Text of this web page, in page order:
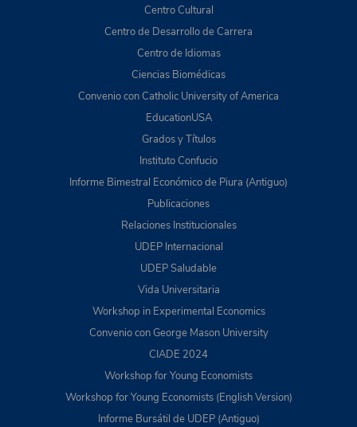
Centro Cultural
Centro de Desarrollo de Carrera
Centro de Idiomas
Ciencias Biomédicas
Convenio con Catholic University of America
EducationUSA
Grados y Títulos
Instituto Confucio
Informe Bimestral Económico de Piura (Antiguo)
Publicaciones
Relaciones Institucionales
UDEP Internacional
UDEP Saludable
Vida Universitaria
Workshop in Experimental Economics
Convenio con George Mason University
CIADE 2024
Workshop for Young Economists
Workshop for Young Economists (English Version)
Informe Bursátil de UDEP (Antiguo)